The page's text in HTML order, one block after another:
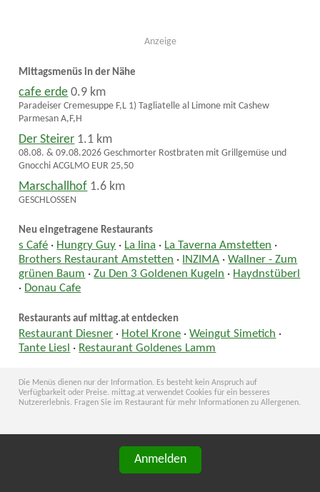
Anzeige
Mittagsmenüs in der Nähe
cafe erde 0.9 km
Paradeiser Cremesuppe F,L 1) Tagliatelle al Limone mit Cashew
Parmesan A,F,H
Der Steirer 1.1 km
08.08. & 09.08.2026 Geschmorter Rostbraten mit Grillgemüse und
Gnocchi ACGLMO EUR 25,50
Marschallhof 1.6 km
GESCHLOSSEN
Neu eingetragene Restaurants
s Café · Hungry Guy · La lina · La Taverna Amstetten ·
Brothers Restaurant Amstetten · INZIMA ·Wallner - Zum
grünen Baum ·Zu Den 3 Goldenen Kugeln · Haydnstüberl
· Donau Cafe
Restaurants auf mittag.at entdecken
Restaurant Diesner · Hotel Krone ·Weingut Simetich ·
Tante Liesl
· Restaurant Goldenes Lamm
Die Menüs dienen nur der Information. Es besteht kein Anspruch auf
Verfügbarkeit oder Preise. mittag.at verwendet Cookies für ein besseres
Nutzererlebnis. Fragen Sie im Restaurant für mehr Informationen zu Allergenen.
Anmelden